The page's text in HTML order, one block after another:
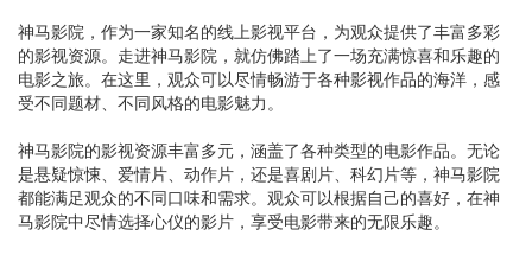
神马影院，作为一家知名的线上影视平台，为观众提供了丰富多彩
的影视资源。走进神马影院，就仿佛踏上了一场充满惊喜和乐趣的
电影之旅。在这里，观众可以尽情畅游于各种影视作品的海洋，感
受不同题材、不同风格的电影魅力。
神马影院的影视资源丰富多元，涵盖了各种类型的电影作品。无论
是悬疑惊悚、爱情片、动作片，还是喜剧片、科幻片等，神马影院
都能满足观众的不同口味和需求。观众可以根据自己的喜好，在神
马影院中尽情选择心仪的影片，享受电影带来的无限乐趣。